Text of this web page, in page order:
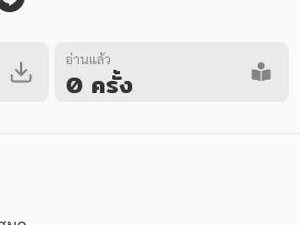
สือยอดนิยม หนังสือเช่า
อีบุ๊กอ่านฟรี
อ่านแล้ว
0 ครั้ง